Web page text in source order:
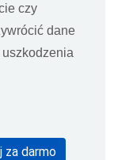
czy
dane
za darmo